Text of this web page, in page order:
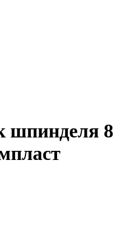
шпинделя 8